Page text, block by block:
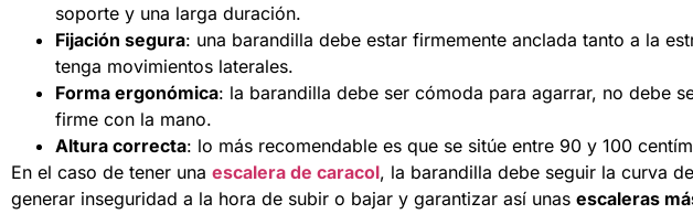
soporte y una larga duración.
Fijación segura: una barandilla debe estar firmemente anclada tanto a la
tenga movimientos laterales.
Forma ergonómica: la barandilla debe ser cómoda para agarrar, no debe
firme con la mano.
Altura correcta: lo más recomendable es que se sitúe entre 90 y 100
En el caso de tener una escalera de caracol, la barandilla debe seguir la curva
generar inseguridad a la hora de subir o bajar y garantizar así unas escaleras